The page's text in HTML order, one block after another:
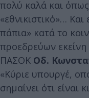
πολύ καλά και
«εθνικιστικό»…
πάπια» κατά το
προεδρεύων
ΠΑΣΟΚ Οδ.
«Κύριε υπουργέ,
σημαίνει ότι είναι